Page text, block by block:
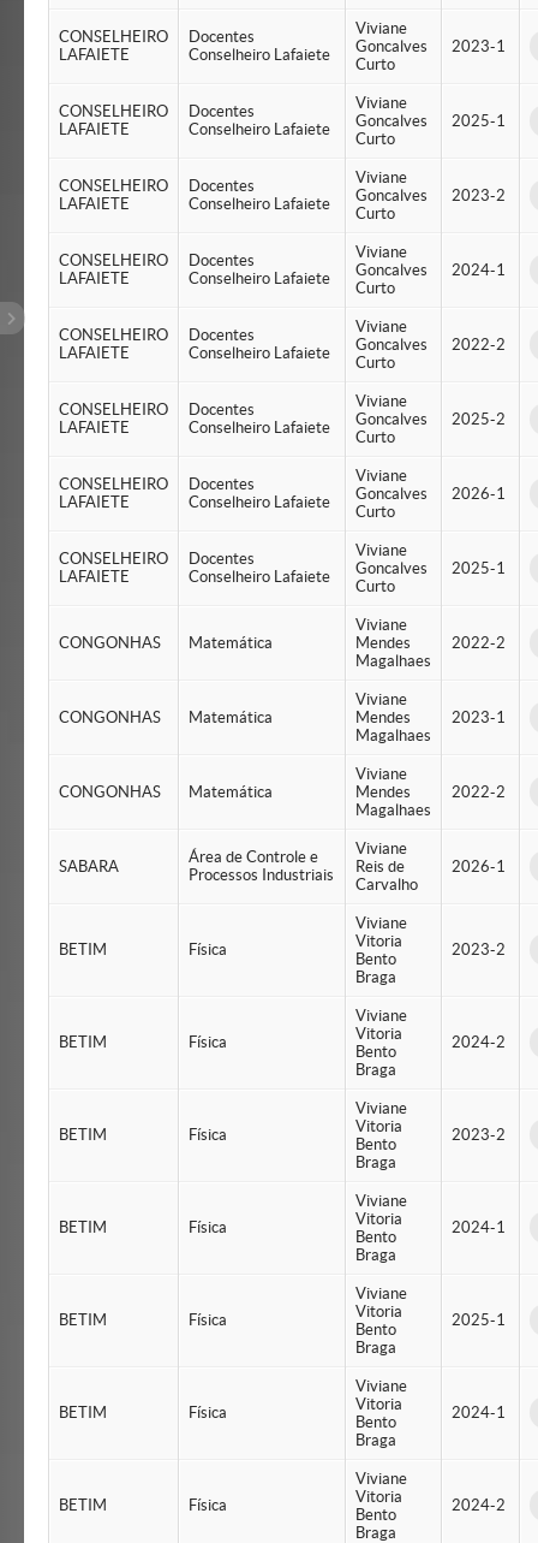
CONSELHEIRO
LAFAIETE
Docentes
Conselheiro Lafaiete
Viviane
Goncalves
Curto
2023-1
CONSELHEIRO
LAFAIETE
Docentes
Conselheiro Lafaiete
Viviane
Goncalves
Curto
2025-1
CONSELHEIRO
LAFAIETE
Docentes
Conselheiro Lafaiete
Viviane
Goncalves
Curto
2023-2
CONSELHEIRO
LAFAIETE
Docentes
Conselheiro Lafaiete
Viviane
Goncalves
Curto
2024-1
CONSELHEIRO
LAFAIETE
Docentes
Conselheiro Lafaiete
Viviane
Goncalves
Curto
2022-2
CONSELHEIRO
LAFAIETE
Docentes
Conselheiro Lafaiete
Viviane
Goncalves
Curto
2025-2
CONSELHEIRO
LAFAIETE
Docentes
Conselheiro Lafaiete
Viviane
Goncalves
Curto
2026-1
CONSELHEIRO
LAFAIETE
Docentes
Conselheiro Lafaiete
Viviane
Goncalves
Curto
2025-1
CONGONHAS Matemática
Viviane
Mendes
Magalhaes
2022-2
CONGONHAS Matemática
Viviane
Mendes
Magalhaes
2023-1
CONGONHAS Matemática
Viviane
Mendes
Magalhaes
2022-2
SABARA
Área de Controle e
Processos Industriais
Viviane
Reis de
Carvalho
2026-1
BETIM Física
Viviane
Vitoria
Bento
Braga
2023-2
BETIM Física
Viviane
Vitoria
Bento
Braga
2024-2
BETIM Física
Viviane
Vitoria
Bento
Braga
2023-2
BETIM Física
Viviane
Vitoria
Bento
Braga
2024-1
BETIM Física
Viviane
Vitoria
Bento
Braga
2025-1
BETIM Física
Viviane
Vitoria
Bento
Braga
2024-1
BETIM Física
Viviane
Vitoria
Bento
Braga
2024-2